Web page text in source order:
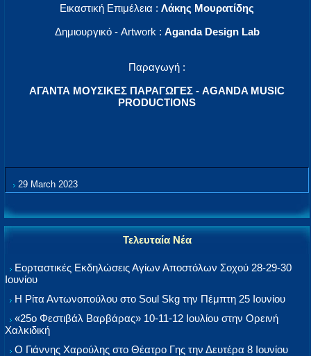
Εικαστική Επιμέλεια : Λάκης Μουρατίδης
Δημιουργικό - Artwork : Aganda Design Lab
Παραγωγή :
ΑΓΑΝΤΑ ΜΟΥΣΙΚΕΣ ΠΑΡΑΓΩΓΕΣ - AGANDA MUSIC
PRODUCTIONS
29 March 2023
Τελευταία Νέα
Εορταστικές Εκδηλώσεις Αγίων Αποστόλων Σοχού 28-29-30
Ιουνίου
Η Ρίτα Αντωνοπούλου στο Soul Skg την Πέμπτη 25 Ιουνίου
«25ο Φεστιβάλ Βαρβάρας» 10-11-12 Ιουλίου στην Ορεινή
Χαλκιδική
Ο Γιάννης Χαρούλης στο Θέατρο Γης την Δευτέρα 8 Ιουνίου